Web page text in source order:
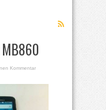
Kommentar